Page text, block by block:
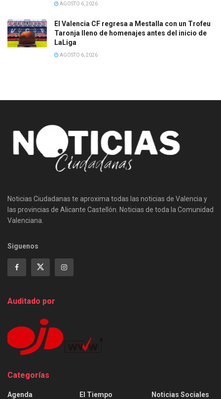
AGOSTO 6, 2026
El Valencia CF regresa a Mestalla con un Trofeu
Taronja lleno de homenajes antes del inicio de
LaLiga
AGOSTO 6, 2026
Noticias Ciudadanas te aproxima todas las noticias de Valencia y
las provincias de Alicante Castellón. Noticias de toda la Comunidad
Valenciana.
Siguenos
Auditado por
Categorías
Agenda
El Tiempo
Noticias Sociales